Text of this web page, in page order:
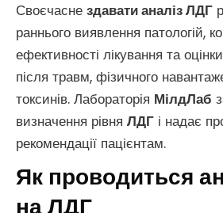
Своєчасне здавати аналіз ЛДГ
раннього виявлення патологій,
ефективності лікування та
після травм, фізичного
токсинів. Лабораторія МілдЛаб
визначення рівня ЛДГ і надає
рекомендації пацієнтам.
Як проводиться